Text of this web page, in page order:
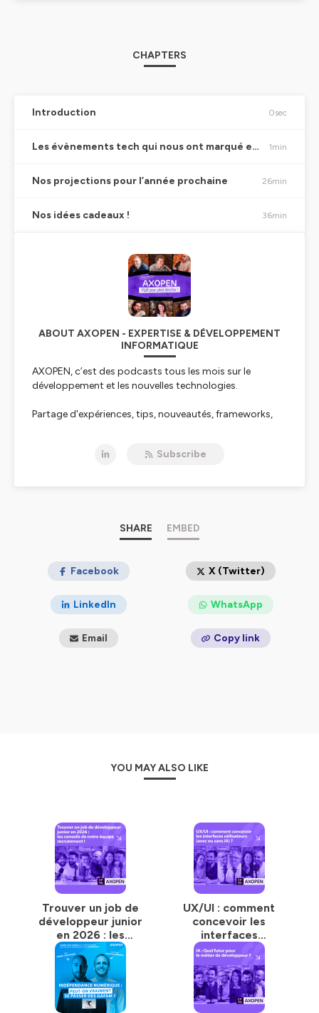
CHAPTERS
Introduction 0sec
Les évènements tech qui nous ont marqué en 2024 (IA, serveless, Python, JS, green-it, low-code…) 1min
Nos projections pour l’année prochaine 26min
Nos idées cadeaux ! 36min
ABOUT AXOPEN - EXPERTISE & DÉVELOPPEMENT
INFORMATIQUE
AXOPEN, c’est des podcasts tous les mois sur le
développement et les nouvelles technologies.
Partage d'expériences, tips, nouveautés, frameworks,
Tout cela, réalisé par des techos passionnés qui
Hébergé par Ausha. Visitez
ausha.co/politique-de-
Subscribe
SHARE EMBED
Facebook X (Twitter)
LinkedIn WhatsApp
Email Copy link
YOU MAY ALSO LIKE
Trouver un job de
développeur junior
en 2026 : les
conseils de notre
équipe
recrutement !
UX/UI : comment
concevoir les
interfaces
utilisateurs (avec
ou sans IA) ?